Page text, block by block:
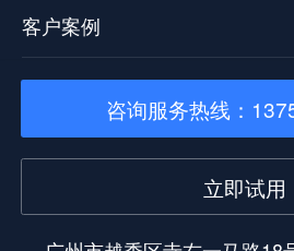
客户案例
咨询服务热线：
立即试用